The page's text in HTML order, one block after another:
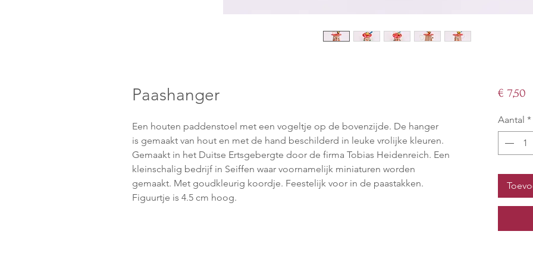
Paashanger
Een houten paddenstoel met een vogeltje op de bovenzijde. De hanger
is gemaakt van hout en met de hand beschilderd in leuke vrolijke kleuren.
Gemaakt in het Duitse Ertsgebergte door de firma Tobias Heidenreich. Een
kleinschalig bedrijf in Seiffen waar voornamelijk miniaturen worden
gemaakt. Met goudkleurig koordje. Feestelijk voor in de paastakken.
Figuurtje is 4.5 cm hoog.
€ 7,50
Aantal *